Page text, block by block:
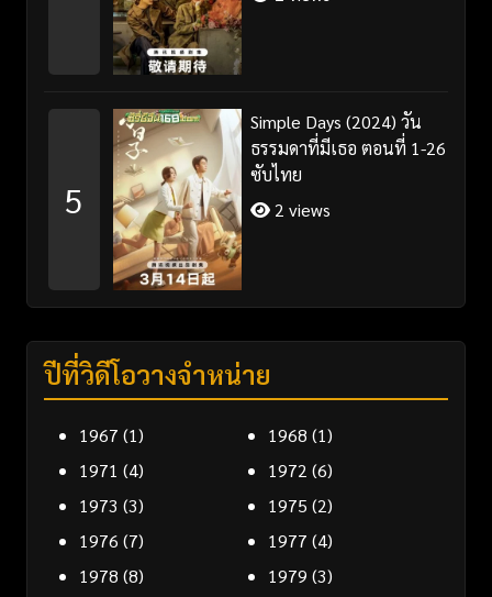
5
Simple Days (2024) วัน
ธรรมดาที่มีเธอ ตอนที่ 1-26
ซับไทย
2 views
ปีที่วิดีโอวางจำหน่าย
1967 (1) 1968 (1)
1971 (4) 1972 (6)
1973 (3) 1975 (2)
1976 (7) 1977 (4)
1978 (8) 1979 (3)